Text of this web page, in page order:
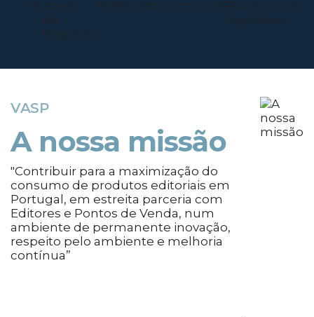
VASP
A nossa missão
"Contribuir para a maximização do
consumo de produtos editoriais em
Portugal, em estreita parceria com
Editores e Pontos de Venda, num
ambiente de permanente inovação,
respeito pelo ambiente e melhoria
contínua”